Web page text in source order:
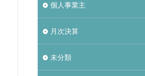
個人事業主
月次決算
未分類